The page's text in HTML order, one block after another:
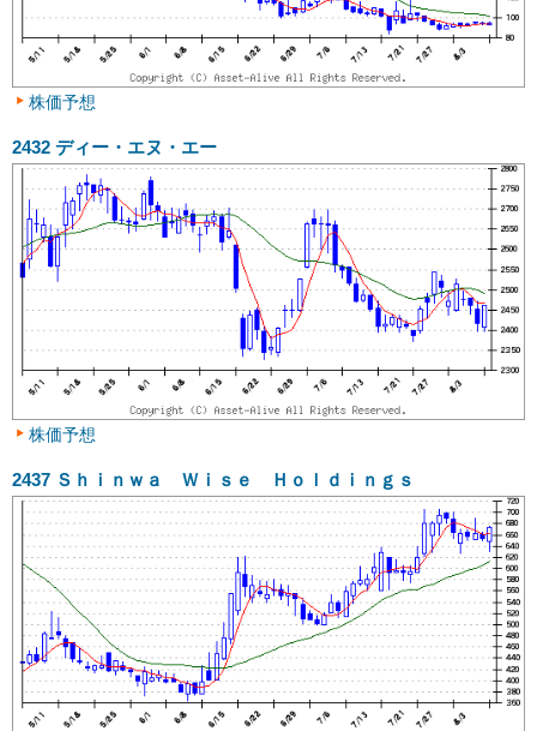
株価予想
2432 ディー・エヌ・エー
株価予想
2437 Ｓｈｉｎｗａ Ｗｉｓｅ Ｈｏｌｄｉｎｇｓ